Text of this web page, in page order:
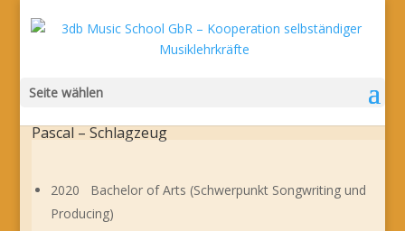
Seite wählen
Pascal – Schlagzeug
2020 Bachelor of Arts (Schwerpunkt Songwriting und
Producing)